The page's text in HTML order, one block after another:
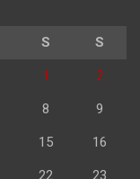
S S
1 2
8 9
15 16
22 23